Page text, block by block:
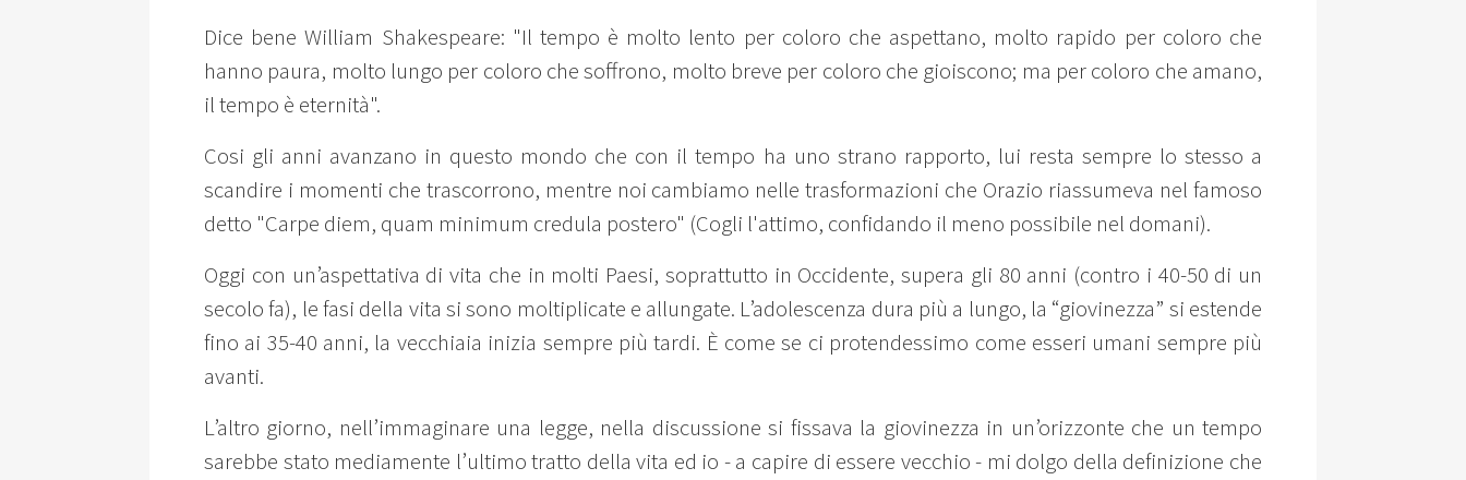
Dice bene William Shakespeare: "Il tempo è molto lento per coloro che aspettano, molto rapido per coloro che
hanno paura, molto lungo per coloro che soffrono, molto breve per coloro che gioiscono; ma per coloro che amano,
il tempo è eternità".
Cosi gli anni avanzano in questo mondo che con il tempo ha uno strano rapporto, lui resta sempre lo stesso a
scandire i momenti che trascorrono, mentre noi cambiamo nelle trasformazioni che Orazio riassumeva nel famoso
detto "Carpe diem, quam minimum credula postero" (Cogli l'attimo, confidando il meno possibile nel domani).
Oggi con un’aspettativa di vita che in molti Paesi, soprattutto in Occidente, supera gli 80 anni (contro i 40-50 di un
secolo fa), le fasi della vita si sono moltiplicate e allungate. L’adolescenza dura più a lungo, la “giovinezza” si estende
fino ai 35-40 anni, la vecchiaia inizia sempre più tardi. È come se ci protendessimo come esseri umani sempre più
avanti.
L’altro giorno, nell’immaginare una legge, nella discussione si fissava la giovinezza in un’orizzonte che un tempo
sarebbe stato mediamente l’ultimo tratto della vita ed io - a capire di essere vecchio - mi dolgo della definizione che